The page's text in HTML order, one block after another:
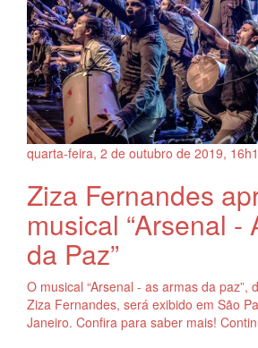
quarta-feira, 2 de outubro de 2019,
Ziza Fernandes
musical “Arsenal -
da Paz”
O musical “Arsenal - as armas da paz”,
Ziza Fernandes, será exibido em São
Janeiro. Confira para saber mais!